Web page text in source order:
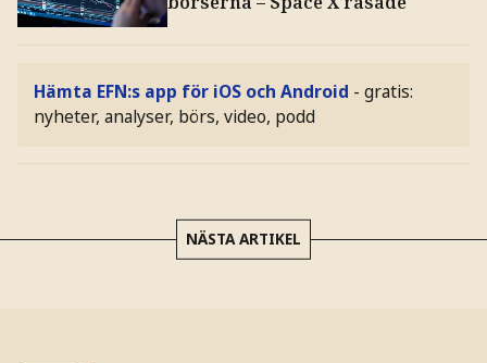
Hämta EFN:s app för iOS och Android - gratis:
nyheter, analyser, börs, video, podd
NÄSTA ARTIKEL